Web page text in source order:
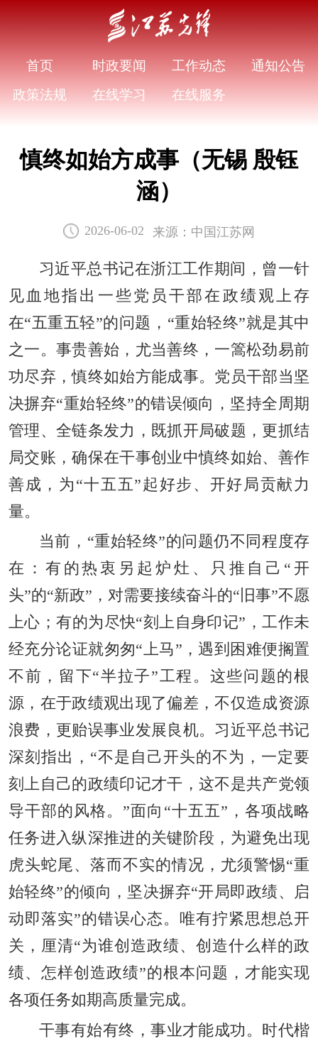
首页 时政要闻 工作动态
通知公告
政策法规
在线学习 在线服务
慎终如始方成事（无锡 殷钰
涵）
2026-06-02 来源：中国江苏网
习近平总书记在浙江工作期间，曾一针
见血地指出一些党员干部在政绩观上存
在“五重五轻”的问题，“重始轻终”就是其中
之一。事贵善始，尤当善终，一篙松劲易前
功尽弃，慎终如始方能成事。党员干部当坚
决摒弃“重始轻终”的错误倾向，坚持全周期
管理、全链条发力，既抓开局破题，更抓结
局交账，确保在干事创业中慎终如始、善作
善成，为“十五五”起好步、开好局贡献力
量。
当前，“重始轻终”的问题仍不同程度存
在：有的热衷另起炉灶、只推自己“开
头”的“新政”，对需要接续奋斗的“旧事”不愿
上心；有的为尽快“刻上自身印记”，工作未
经充分论证就匆匆“上马”，遇到困难便搁置
不前，留下“半拉子”工程。这些问题的根
源，在于政绩观出现了偏差，不仅造成资源
浪费，更贻误事业发展良机。习近平总书记
深刻指出，“不是自己开头的不为，一定要
刻上自己的政绩印记才干，这不是共产党领
导干部的风格。”面向“十五五”，各项战略
任务进入纵深推进的关键阶段，为避免出现
虎头蛇尾、落而不实的情况，尤须警惕“重
始轻终”的倾向，坚决摒弃“开局即政绩、启
动即落实”的错误心态。唯有拧紧思想总开
关，厘清“为谁创造政绩、创造什么样的政
绩、怎样创造政绩”的根本问题，才能实现
各项任务如期高质量完成。
干事有始有终，事业才能成功。时代楷